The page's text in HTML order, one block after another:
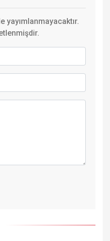
yayımlanmayacaktır.